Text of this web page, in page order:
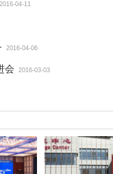
2016-04-11
2016-04-06
会 2016-03-03